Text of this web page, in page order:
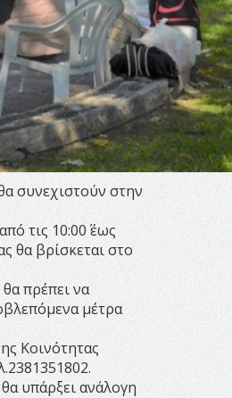
συνεχιστούν στην
τις 10:00΄ έως
θα βρίσκεται στο
πρέπει να
μέτρα
Κοινότητας
υπάρξει ανάλογη